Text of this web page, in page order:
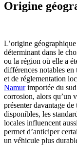
Origine
L’origine
déterminant dans le
ou la région où elle a
différences notables en
et de réglementation
Namurimportée du sud
corrosion, alors qu’un
présenter davantage
disponibles, les
locales influencent
permet d’anticiper
un véhicule plus